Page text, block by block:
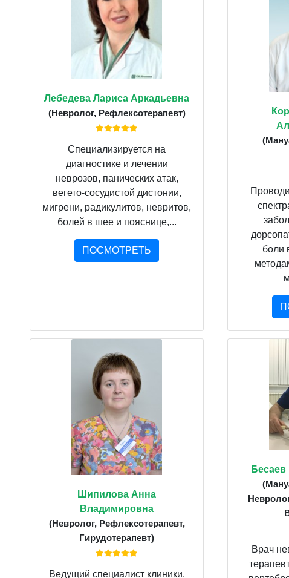
Лебедева Лариса Аркадьевна
(Невролог, Рефлексотерапевт)
Специализируется на
диагностике и лечении
неврозов, панических атак,
вегето-сосудистой дистонии,
мигрени, радикулитов, невритов,
болей в шее и пояснице,...
ПОСМОТРЕТЬ
боли
Шипилова Анна
Владимировна
(Невролог, Рефлексотерапевт,
Гирудотерапевт)
Ведущий специалист клиники.
Врач